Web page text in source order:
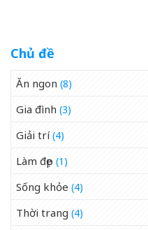
Chủ đề
Ăn ngon (8)
Gia đình (3)
Giải trí(4)
Làm đẹp (1)
Sống khỏe (4)
Thời trang (4)